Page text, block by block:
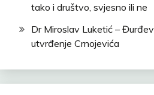
tako i društvo, svjesno ili ne
Dr Miroslav Luketić –
utvrđenje Crnojevića